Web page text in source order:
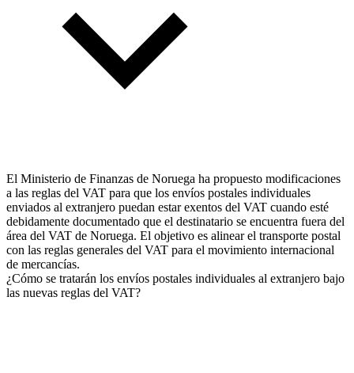
El Ministerio de Finanzas de Noruega ha propuesto modificaciones
a las reglas del VAT para que los envíos postales individuales
enviados al extranjero puedan estar exentos del VAT cuando esté
debidamente documentado que el destinatario se encuentra fuera del
área del VAT de Noruega. El objetivo es alinear el transporte postal
con las reglas generales del VAT para el movimiento internacional
de mercancías.
¿Cómo se tratarán los envíos postales individuales al extranjero bajo
las nuevas reglas del VAT?